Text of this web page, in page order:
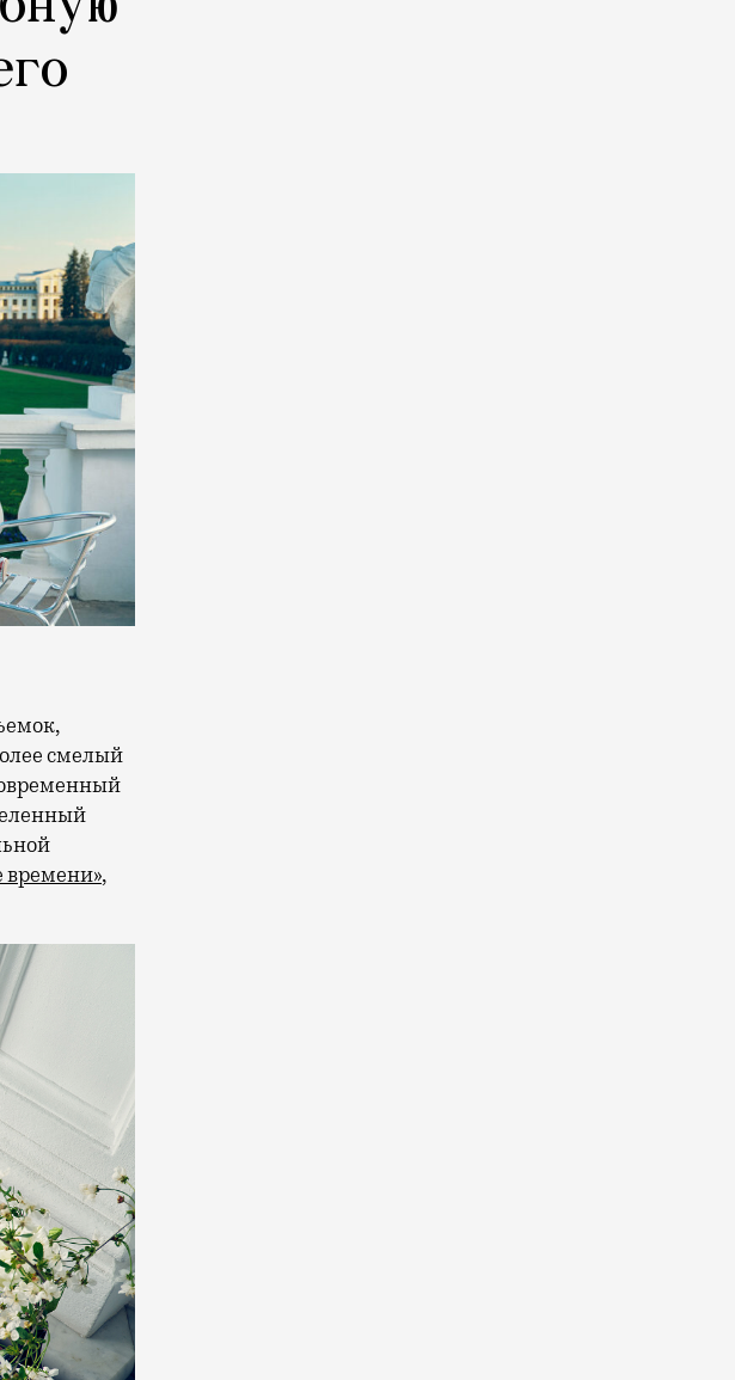
смелый
времени»,